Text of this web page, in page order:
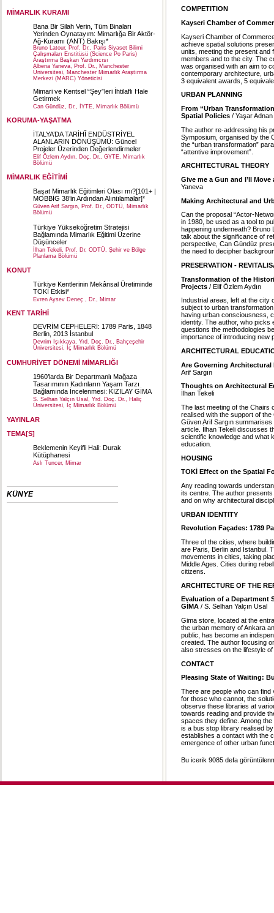
MİMARLIK KURAMI
Bana Bir Silah Verin, Tüm Binaları
Yerinden Oynatayım: Mimarlığa Bir Aktör-
Ağ-Kuramı (ANT) Bakışı*
Bruno Latour, Prof. Dr., Paris Siyaset Bilimi
Çalışmaları Enstitüsü (Science Po Paris)
Araştırma Başkan Yardımcısı
Albena Yaneva, Prof. Dr., Manchester
Üniversitesi, Manchester Mimarlık Araştırma
Merkezi (MARC) Yöneticisi
Mimari ve Kentsel “Şey”leri İhtilaflı Hale
Getirmek
Can Gündüz, Dr., İYTE, Mimarlık Bölümü
KORUMA-YAŞATMA
İTALYA’DA TARİHÎ ENDÜSTRİYEL
ALANLARIN DÖNÜŞÜMÜ: Güncel
Projeler Üzerinden Değerlendirmeler
Elif Özlem Aydın, Doç. Dr., GYTE, Mimarlık
Bölümü
MİMARLIK EĞİTİMİ
Başat Mimarlık Eğitimleri Olası mı?[101+ |
MOBBİG 38’in Ardından Alıntılamalar]*
Güven Arif Sargın, Prof. Dr., ODTÜ, Mimarlık
Bölümü
Türkiye Yükseköğretim Stratejisi
Bağlamında Mimarlık Eğitimi Üzerine
Düşünceler
İlhan Tekeli, Prof. Dr, ODTÜ, Şehir ve Bölge
Planlama Bölümü
KONUT
Türkiye Kentlerinin Mekânsal Üretiminde
TOKİ Etkisi*
Evren Aysev Deneç , Dr., Mimar
KENT TARİHİ
DEVRİM CEPHELERİ: 1789 Paris, 1848
Berlin, 2013 İstanbul
Devrim Işıkkaya, Yrd. Doç. Dr., Bahçeşehir
Üniversitesi, İç Mimarlık Bölümü
CUMHURİYET DÖNEMİ MİMARLIĞI
1960’larda Bir Departmanlı Mağaza
Tasarımının Kadınların Yaşam Tarzı
Bağlamında İncelenmesi: KIZILAY GİMA
S. Selhan Yalçın Usal, Yrd. Doç. Dr., Haliç
Üniversitesi, İç Mimarlık Bölümü
YAYINLAR
TEMA[S]
Beklemenin Keyifli Hali: Durak
Kütüphanesi
Aslı Tuncer, Mimar
KÜNYE
COMPETITION
Kayseri Chamber of
Kayseri Chamber of
achieve spatial solutions
units, meeting the present and
members and to the city. The
was organised with an aim to
contemporary architecture,
3 equivalent awards, 5
URBAN PLANNING
From “Urban
Spatial Policies / Yaşar Adnan
The author re-addressing his
Symposium, organised by the
the “urban transformation”
“attentive improvement”.
ARCHITECTURAL THEORY
Give me a Gun and I’ll
Yaneva
Making Architectural and
Can the proposal “Actor-
in 1980, be used as a tool to
happening underneath?
talk about the significance of
perspective, Can Gündüz
the need to decipher
PRESERVATION -
Transformation of the
Projects / Elif Özlem Aydın
Industrial areas, left at the city
subject to urban
having urban consciousness,
identity. The author, who
questions the methodologies
importance of introducing new
ARCHITECTURAL
Are Governing
Arif Sargın
Thoughts on Architectural
İlhan Tekeli
The last meeting of the Chairs
realised with the support of
Güven Arif Sargın
article. İlhan Tekeli discusses
scientific knowledge and what
education.
HOUSING
TOKİ Effect on the Spatial
Any reading towards
its centre. The author
and on why architectural
URBAN IDENTITY
Revolution Façades: 1789
Three of the cities, where
are Paris, Berlin and İstanbul.
movements in cities, taking
Middle Ages. Cities during
citizens.
ARCHITECTURE OF THE
Evaluation of a Department
GİMA / S. Selhan Yalçın Usal
Gima store, located at the
the urban memory of Ankara
public, has become an
created. The author focusing
also stresses on the lifestyle
CONTACT
Pleasing State of Waiting:
There are people who can
for those who cannot, the
observe these libraries at
towards reading and provide
spaces they define. Among
is a bus stop library realised
establishes a contact with the
emergence of other urban
Bu icerik 9085 defa